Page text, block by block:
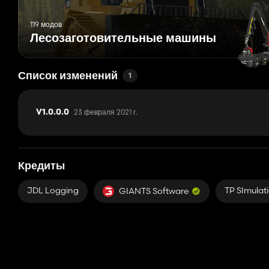
119 модов
Лесозаготовительные машины
Список изменений 1
V1.0.0.0 23 февраля 2021 г.
Кредиты
JDL Logging GIANTS Software TP